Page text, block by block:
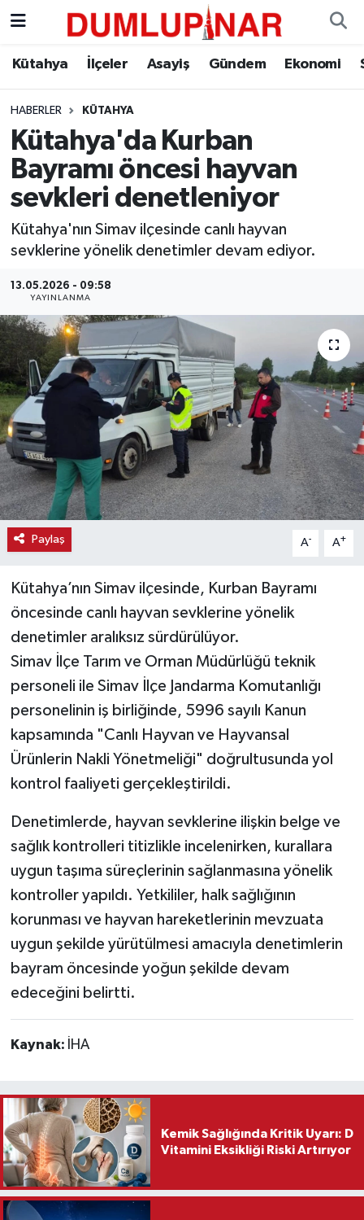
Kütahya İlçeler Asayiş Gündem Ekonomi
HABERLER KÜTAHYA
Kütahya'da Kurban
Bayramı öncesi hayvan
sevkleri denetleniyor
Kütahya'nın Simav ilçesinde canlı hayvan
sevklerine yönelik denetimler devam ediyor.
13.05.2026 - 09:58
YAYINLANMA
Paylaş A- A+
Kütahya’nın Simav ilçesinde, Kurban Bayramı
öncesinde canlı hayvan sevklerine yönelik
denetimler aralıksız sürdürülüyor.
Simav İlçe Tarım ve Orman Müdürlüğü teknik
personeli ile Simav İlçe Jandarma Komutanlığı
personelinin iş birliğinde, 5996 sayılı Kanun
kapsamında "Canlı Hayvan ve Hayvansal
Ürünlerin Nakli Yönetmeliği" doğrultusunda yol
kontrol faaliyeti gerçekleştirildi.
Denetimlerde, hayvan sevklerine ilişkin belge ve
sağlık kontrolleri titizlikle incelenirken, kurallara
uygun taşıma süreçlerinin sağlanmasına yönelik
kontroller yapıldı. Yetkililer, halk sağlığının
korunması ve hayvan hareketlerinin mevzuata
uygun şekilde yürütülmesi amacıyla denetimlerin
bayram öncesinde yoğun şekilde devam
edeceğini belirtti.
Kaynak: İHA
Kemik Sağlığında Kritik Uyarı: D
Vitamini Eksikliği Riski Artırıyor
Asayiş
Diğer
Dünya
Eğitim
Ekonomi
Gündem
Haber
Haber İlanlar
Kültür-Sanat
Magazin
Sağlık
Seri İlan
Siyaset
Teknoloji
Vefat Haberleri
Yaşam
Kütahya Hava Durumu
Kütahya Trafik Yoğunluk Haritası
Süper Lig Puan Durumu ve Fikstür
Tüm Manşetler
Son Dakika Haberleri